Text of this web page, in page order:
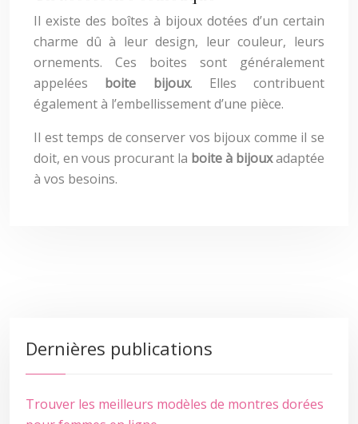
Il existe des boîtes à bijoux dotées d’un certain
charme dû à leur design, leur couleur, leurs
ornements. Ces boites sont généralement
appelées boite bijoux. Elles contribuent
également à l’embellissement d’une pièce.
Il est temps de conserver vos bijoux comme il se
doit, en vous procurant la boite à bijouxadaptée
à vos besoins.
Dernières publications
Trouver les meilleurs modèles de montres dorées